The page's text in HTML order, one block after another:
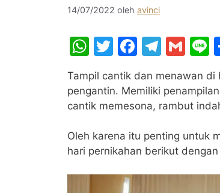
14/07/2022 oleh avinci
W
at
s
p
p
T
itt
er
F
c
e
o
o
k
T
e
gr
m
G
ai
l
e
Tampil cantik dan menawan di
pengantin. Memiliki
cantik memesona, rambut
Oleh karena itu penting untuk
hari pernikahan berikut